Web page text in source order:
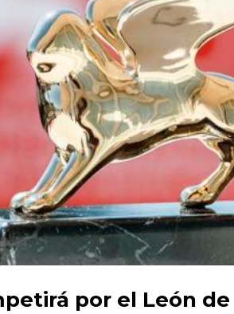
por el León de